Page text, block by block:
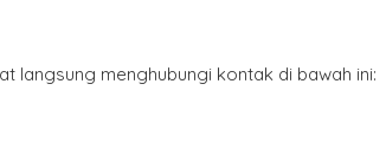
langsung menghubungi kontak di bawah ini: